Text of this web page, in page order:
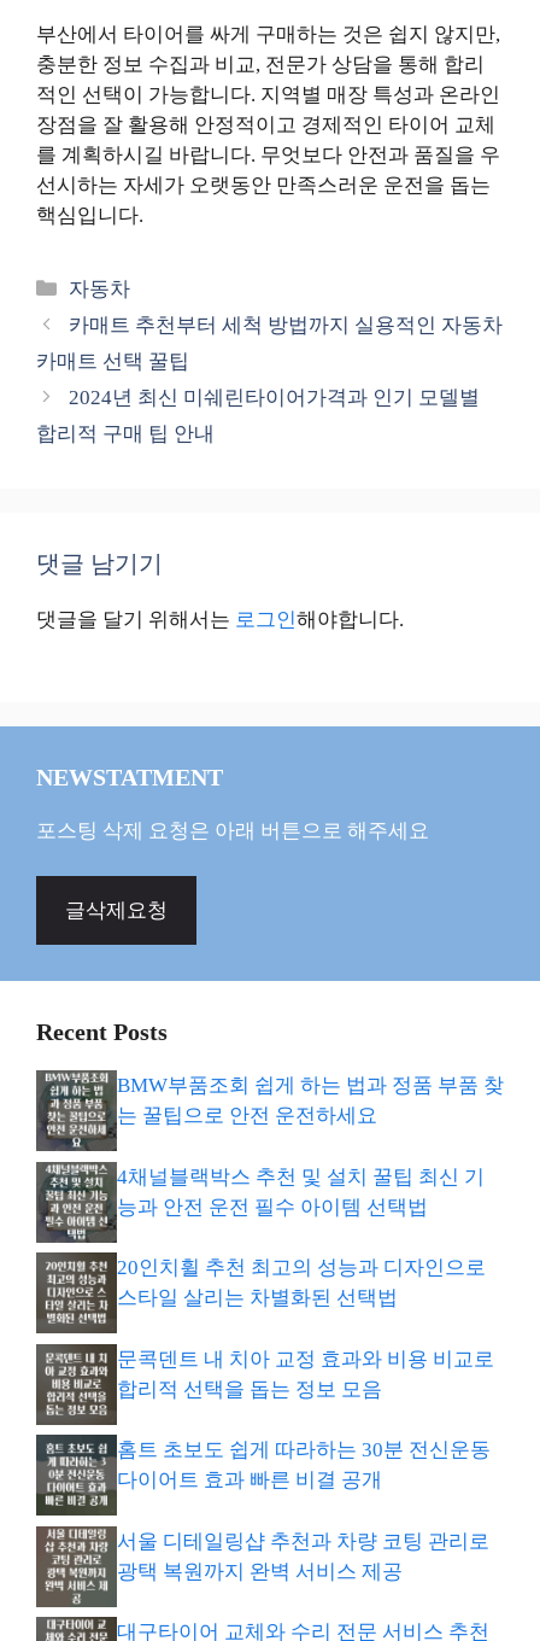
부산에서 타이어를 싸게 구매하는 것은 쉽지 않지만,
충분한 정보 수집과 비교, 전문가 상담을 통해 합리
적인 선택이 가능합니다. 지역별 매장 특성과 온라인
장점을 잘 활용해 안정적이고 경제적인 타이어 교체
를 계획하시길 바랍니다. 무엇보다 안전과 품질을 우
선시하는 자세가 오랫동안 만족스러운 운전을 돕는
핵심입니다.
카
테
리
자동차
카매트 추천부터 세척 방법까지 실용적인 자동차
카매트 선택 꿀팁
2024년 최신 미쉐린타이어가격과 인기 모델별
합리적 구매 팁 안내
댓글 남기기
댓글을 달기 위해서는 로그인해야합니다.
NEWSTATMENT
포스팅 삭제 요청은 아래 버튼으로 해주세요
글삭제요청
Recent Posts
BMW부품조회 쉽게 하는 법과 정품 부품 찾
는 꿀팁으로 안전 운전하세요
4채널블랙박스 추천 및 설치 꿀팁 최신 기
능과 안전 운전 필수 아이템 선택법
20인치휠 추천 최고의 성능과 디자인으로
스타일 살리는 차별화된 선택법
문콕덴트 내 치아 교정 효과와 비용 비교로
합리적 선택을 돕는 정보 모음
홈트 초보도 쉽게 따라하는 30분 전신운동
다이어트 효과 빠른 비결 공개
서울 디테일링샵 추천과 차량 코팅 관리로
광택 복원까지 완벽 서비스 제공
대구타이어 교체와 수리 전문 서비스 추천